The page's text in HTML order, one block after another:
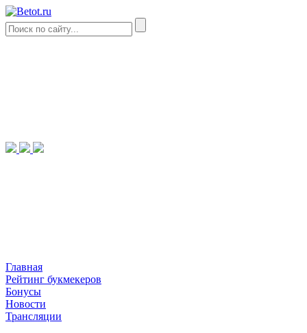
Главная
Рейтинг букмекеров
Бонусы
Новости
Трансляции